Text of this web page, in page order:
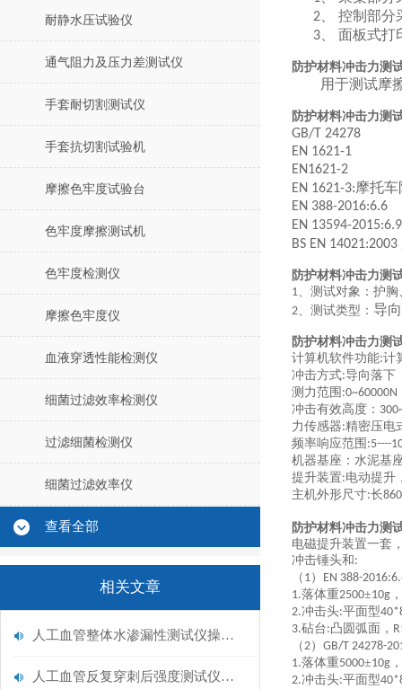
耐静水压试验仪
通气阻力及压力差测试仪
手套耐切割测试仪
手套抗切割试验机
摩擦色牢度试验台
色牢度摩擦测试机
色牢度检测仪
摩擦色牢度仪
血液穿透性能检测仪
细菌过滤效率检测仪
过滤细菌检测仪
细菌过滤效率仪
查看全部
相关文章
人工血管整体水渗漏性测试仪操作中最容易出错的步骤
人工血管反复穿刺后强度测试仪是什么？透析患者的“生命管“质量靠它把关！
2、 控制部分
3、 面板式打
防护材料冲击力测
用于测试摩
防护材料冲击力测
GB/T 24278
EN 1621-1
EN1621-2
EN 1621-3:摩托
EN 388-2016:6.6
EN 13594-
BS EN 14021:2003
防护材料冲击力测
1、测试对象：护
2、测试类型： 导
防护材料冲击力测
计算机软件功能:计
冲击方式:导向落下
测力范围 :0~60000N
冲击有效高度：
力传感器:精密压电
频率响应范围 :5----
机器基座：水泥基
提升装置:电动提升
主机外形尺寸:长
防护材料冲击力测
电磁提升装置一套
冲击锤头和 :
（ 1） EN 388-
1.落体重2500±10g
2.冲击头:平面型
3.砧台:凸圆弧面，
（2） GB/T 24278-
1.落体重5000±10g
2.冲击头:平面型